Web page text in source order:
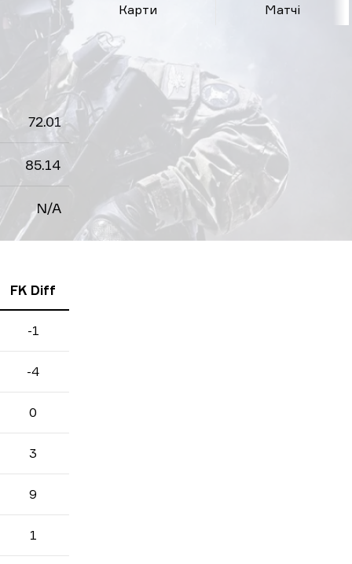
Карти Матчі
72.01
85.14
N/A
FK Diff
-1
-4
0
3
9
1